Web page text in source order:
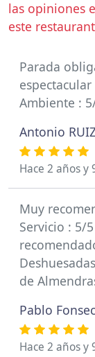
las opiniones
este
Parada
Ambiente :
Antonio
Hace 2 años y
Muy
Servicio : 5/
de
Pablo
Hace 2 años y